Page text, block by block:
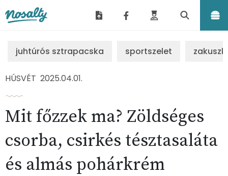
juhtúrós sztrapacska sportszelet
HÚSVÉT 2025.04.01.
Mit főzzek ma? Zöldséges
csorba, csirkés tésztasaláta
és almás pohárkrém